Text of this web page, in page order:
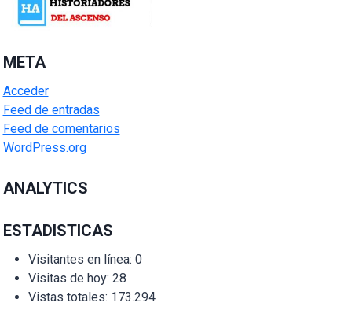
META
Acceder
Feed de entradas
Feed de comentarios
WordPress.org
ANALYTICS
ESTADISTICAS
Visitantes en línea: 0
Visitas de hoy: 28
Vistas totales: 173.294